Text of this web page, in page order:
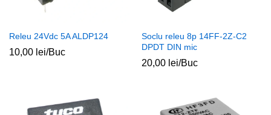
Releu 24Vdc 5A ALDP124
10,00 lei/Buc
Soclu releu 8p 14FF-2Z-C2
DPDT DIN mic
20,00 lei/Buc